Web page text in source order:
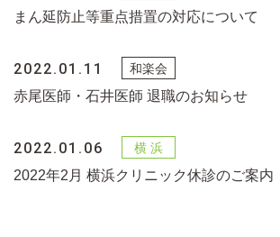
まん延防止等重点措置の対応について
2022.01.11
赤尾医師・石井医師 退職のお知らせ
2022.01.06
2022年2月 横浜クリニック休診のご案内